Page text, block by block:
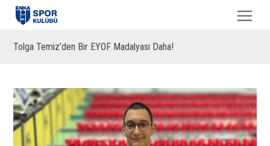
Tolga Temiz’den Bir EYOF Madalyası Daha!